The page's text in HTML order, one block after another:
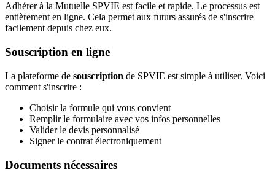
Adhérer à la Mutuelle SPVIE est facile et rapide. Le processus est
entièrement en ligne. Cela permet aux futurs assurés de s'inscrire
facilement depuis chez eux.
Souscription en ligne
La plateforme de souscription de SPVIE est simple à utiliser. Voici
comment s'inscrire :
Choisir la formule qui vous convient
Remplir le formulaire avec vos infos personnelles
Valider le devis personnalisé
Signer le contrat électroniquement
Documents nécessaires